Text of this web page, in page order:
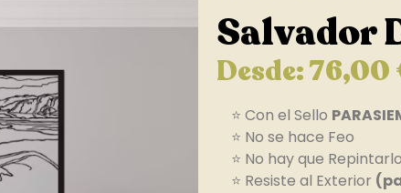
Salvador
Desde:76,00
⭐ Con el Sello
⭐ No se hace Feo
⭐ No hay que
⭐ Resiste al Exterior